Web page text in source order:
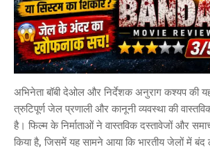
अभिनेता बॉबी देओल और निर्देशक अनुराग कश्यप की
त्रुटिपूर्ण जेल प्रणाली और कानूनी व्यवस्था की
है। फिल्म के निर्माताओं ने वास्तविक दस्तावेजों और
किया है, जिसमें यह सामने आया कि भारतीय जेलों में